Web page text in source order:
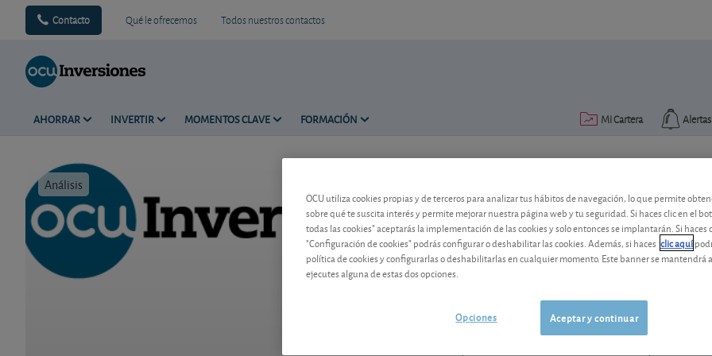
Contacto Qué le ofrecemos Todos nuestros contactos
AHORRAR INVERTIR MOMENTOS CLAVE FORMACIÓN Alertas
Mi Cartera
Análisis
Sanofi: Medivation accede
La biotecnológica americana accede
Sanofi.
OCU utiliza cookies propias y de terceros para analizar tus hábitos de navegación, lo que permite
sobre qué te suscita interés y permite mejorar nuestra página web y tu seguridad. Si haces clic en el
todas las cookies" aceptarás la implementación de las cookies y solo entonces se implantarán. Si haces
"Configuración de cookies" podrás configurar o deshabilitar las cookies. Además, si haces clic aquí
política de cookies y configurarlas o deshabilitarlas en cualquier momento. Este banner se mantendrá
ejecutes alguna de estas dos opciones.
Aceptar y continuar
Opciones